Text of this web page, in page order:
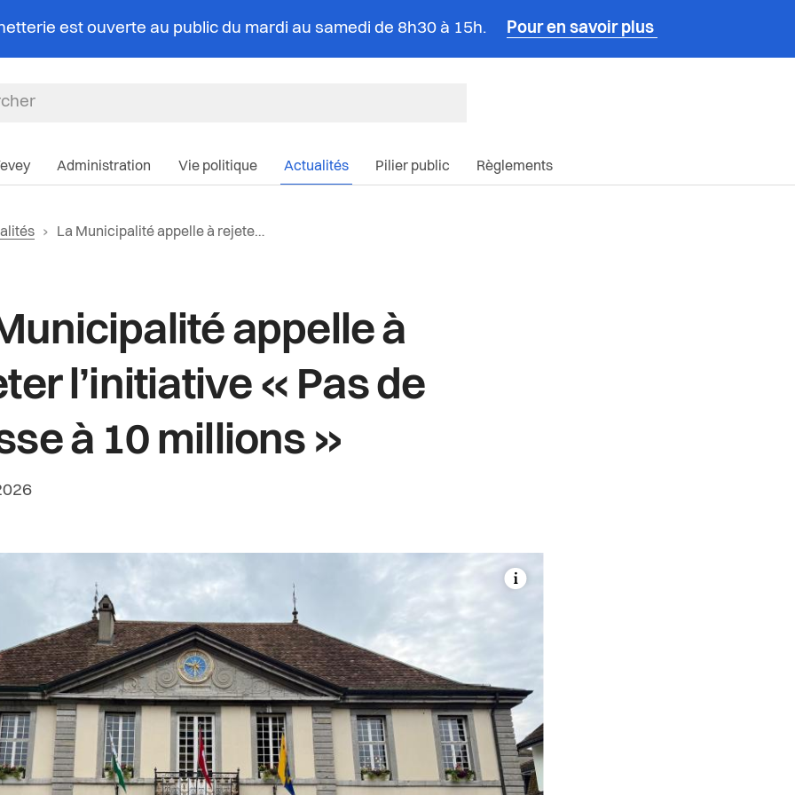
est ouverte au public du mardi au samedi de 8h30 à 15h. Pour en savoir plus
Administration Vie politique Actualités Pilier public Règlements
vers la page d'accueil
Page actuelle:
La Municipalité appelle à rejeter l’initiative « Pas de Suisse à 10 millions »
la catégorie:
appelle à
l’initiative « Pas de
à 10 millions »